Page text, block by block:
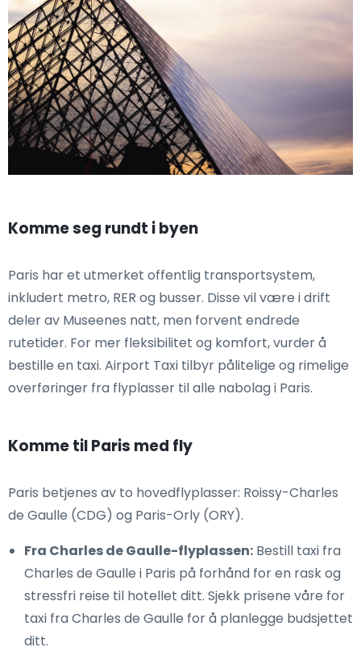
Komme seg rundt i byen
Paris har et utmerket offentlig transportsystem,
inkludert metro, RER og busser. Disse vil være i drift
deler av Museenes natt, men forvent endrede
rutetider. For mer fleksibilitet og komfort, vurder å
bestille en taxi. Airport Taxi tilbyr pålitelige og rimelige
overføringer fra flyplasser til alle nabolag i Paris.
Komme til Paris med fly
Paris betjenes av to hovedflyplasser: Roissy-Charles
de Gaulle (CDG) og Paris-Orly (ORY).
Fra Charles de Gaulle-flyplassen: Bestill taxi fra
Charles de Gaulle i Paris på forhånd for en rask og
stressfri reise til hotellet ditt. Sjekk prisene våre for
taxi fra Charles de Gaulle for å planlegge budsjettet
ditt.